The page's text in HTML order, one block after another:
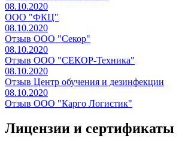
08.10.2020
ООО "ФКЦ"
08.10.2020
Отзыв ООО "Секор"
08.10.2020
Отзыв ООО "СЕКОР-Техника"
08.10.2020
Отзыв Центр обучения и дезинфекции
08.10.2020
Отзыв ООО "Карго Логистик"
Лицензии и сертификаты